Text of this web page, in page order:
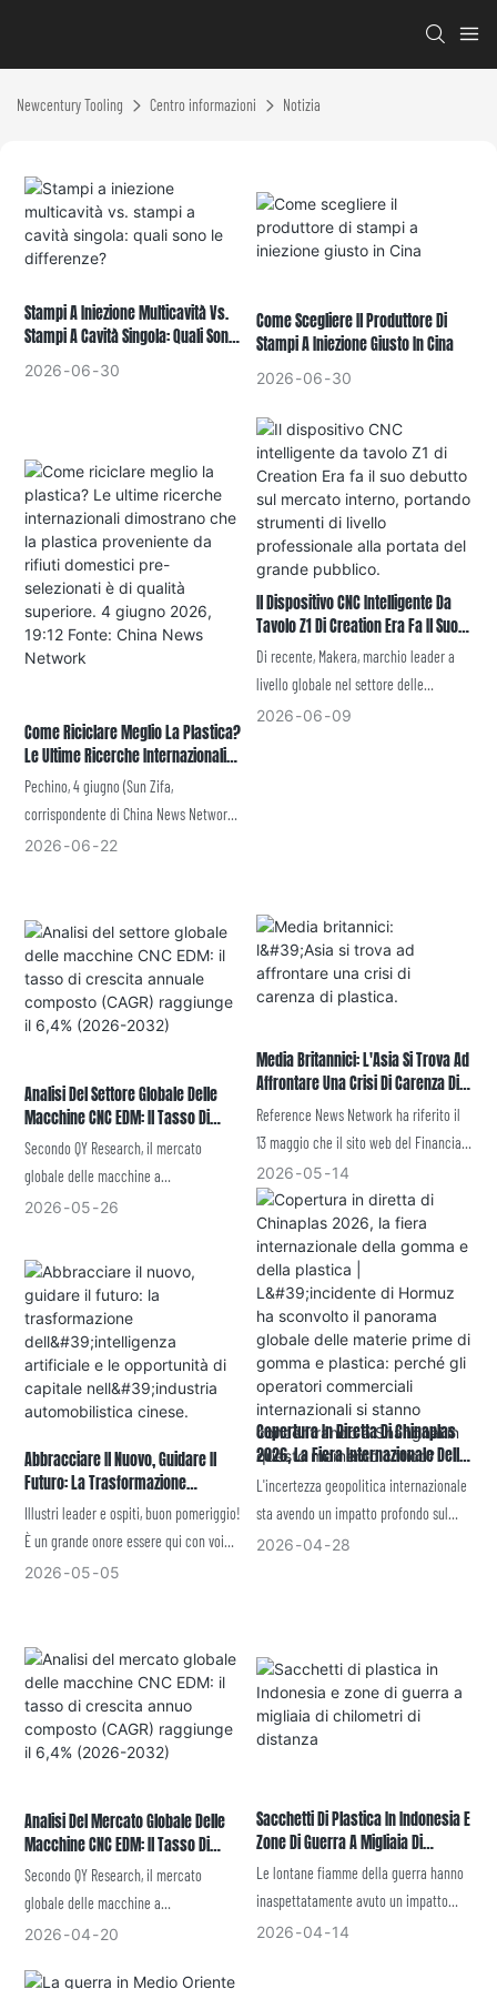
Newcentury Tooling Centro informazioni Notizia
Stampi A Iniezione Multicavità Vs.
Stampi A Cavità Singola: Quali Sono
Le Differenze?
2026 06 30
Come Scegliere Il Produttore Di
Stampi A Iniezione Giusto In Cina
2026 06 30
Come Riciclare Meglio La Plastica?
Le Ultime Ricerche Internazionali
Dimostrano Che La Plastica
Proveniente Da Rifiuti Domestici
Pre-Selezionati È Di Qualità
Superiore. 4 Giugno 2026, 19:12
Pechino, 4 giugno (Sun Zifa,
corrispondente di China News Network)
– Un recente articolo scientifico
afferma che uno studio ha rilevato che
la plastica riciclata da rifiuti domestici
pre-selezionati è di qualità superiore
rispetto a quella riciclata da rifiuti
misti dagli impianti di riciclaggio
2026 06 22
Il Dispositivo CNC Intelligente Da
Tavolo Z1 Di Creation Era Fa Il Suo
Debutto Sul Mercato Interno,
Portando Strumenti Di Livello
Professionale Alla Portata Del
Grande Pubblico.
Di recente, Makera, marchio leader a
livello globale nel settore delle
macchine CNC per il mercato consumer,
appassionati di tecnologia, che hanno
potuto sperimentare da vicino le
funzionalità di progettazione assistita
completo ecosistema software, che
2026 06 09
Analisi Del Settore Globale Delle
Macchine CNC EDM: Il Tasso Di
Crescita Annuale Composto (CAGR)
Raggiunge Il 6,4% (2026-2032)
Secondo QY Research, il mercato
globale delle macchine a
elettroerosione a controllo numerico
miliardi di dollari nel 2025, per poi
salire a 3,134 miliardi di dollari entro il
2032, con un tasso di crescita annuo
composto (CAGR) del 6,4% nel periodo
2026-2032.
2026 05 26
Media Britannici: L'Asia Si Trova Ad
Affrontare Una Crisi Di Carenza Di
Plastica.
Reference News Network ha riferito il
13 maggio che il sito web del Financial
Times ha pubblicato il 6 maggio un
articolo intitolato "La crisi petrolifera
iraniana limita l'offerta: l'Asia affronta
uno 'shock della plastica'", che
affermava:
2026 05 14
Abbracciare Il Nuovo, Guidare Il
Futuro: La Trasformazione
Dell'intelligenza Artificiale E Le
Opportunità Di Capitale
Nell'industria Automobilistica
Cinese.
Illustri leader e ospiti, buon pomeriggio!
È un grande onore essere qui con voi
alla Conferenza sui capitali del settore
benvenuto a tutti gli ospiti presenti a
questa conferenza ed esprimo il nostro
più profondo rispetto a coloro che, nel
settore industriale e finanziario, si
impegnano per lo sviluppo dell'industria
2026 05 05
Copertura In Diretta Di Chinaplas
2026, La Fiera Internazionale Della
Gomma E Della Plastica |
L'incidente Di Hormuz Ha Sconvolto
Il Panorama Globale Delle Materie
Prime Di Gomma E Plastica: Perché
L'incertezza geopolitica internazionale
sta avendo un impatto profondo sul
panorama del commercio globale. Dal
causato significative fluttuazioni nei
prezzi delle materie prime di gomma e
plastica, determinando aumenti
generalizzati dei prezzi in tutti i settori
industriali e di approvvigionamento
sono diventate una preoccupazione
centrale per il settore. Quali sono le
tendenze dei prezzi delle materie prime
e dei prodotti? Come si sono evolute le
2026 04 28
Analisi Del Mercato Globale Delle
Macchine CNC EDM: Il Tasso Di
Crescita Annuo Composto (CAGR)
Raggiunge Il 6,4% (2026-2032)
Secondo QY Research, il mercato
globale delle macchine a
elettroerosione a controllo numerico
2026 04 20
Sacchetti Di Plastica In Indonesia E
Zone Di Guerra A Migliaia Di
Chilometri Di Distanza
Le lontane fiamme della guerra hanno
inaspettatamente avuto un impatto
sulla vita quotidiana in Indonesia,
2026 04 14